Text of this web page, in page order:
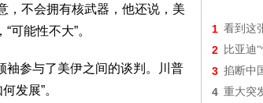
，不会拥有核武器，他还说，美
可能性不大”。
袖参与了美伊之间的谈判。川普
发展”。
1 看到这
2 比亚迪
3 掐断中
4 重大突